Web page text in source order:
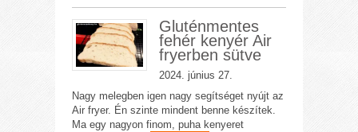
Gluténmentes
fehér kenyér Air
fryerben sütve
2024. június 27.
Nagy melegben igen nagy segítséget nyújt az
Air fryer. Én szinte mindent benne készítek.
Ma egy nagyon finom, puha kenyeret